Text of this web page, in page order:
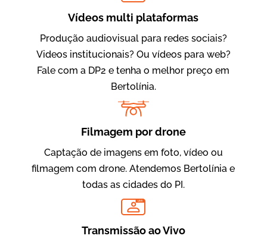
Amigo Edu
Evolucional
Vídeos para Treinamentos
Vídeos multi plataformas
Produção audiovisual para redes sociais?
Videos institucionais? Ou vídeos para web?
Fale com a DP2 e tenha o melhor preço em
Bertolínia.
Filmagem por drone
Captação de imagens em foto, vídeo ou
filmagem com drone. Atendemos Bertolínia e
todas as cidades do PI.
LIVE
Transmissão ao Vivo